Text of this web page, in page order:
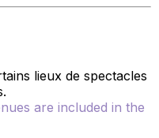
lieux de spectacles
are included in the